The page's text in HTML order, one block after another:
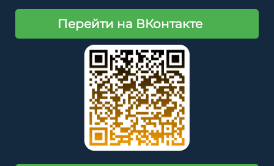
Перейти на ВКонтакте